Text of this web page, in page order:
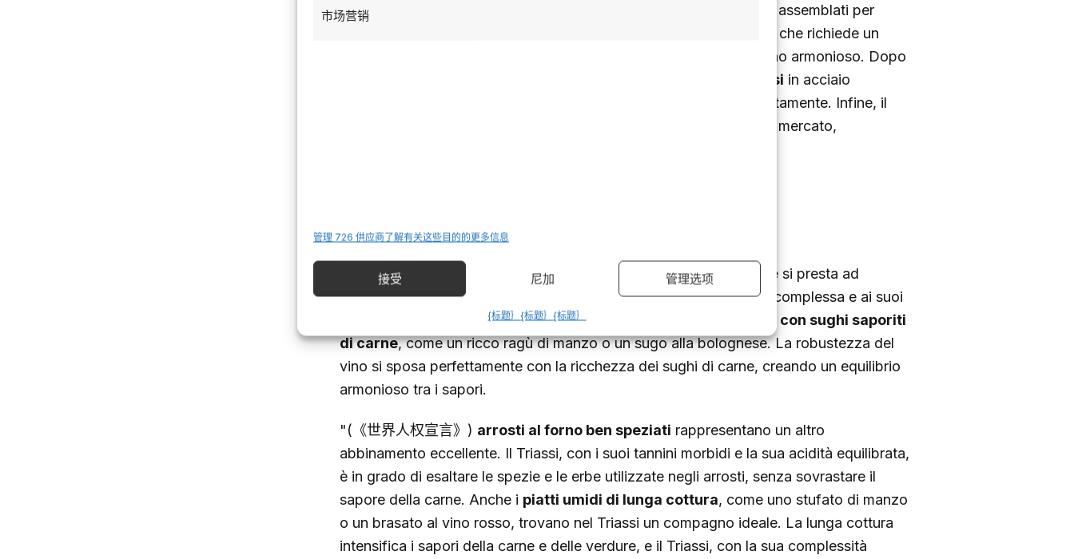
市场营销
管理 726 供应商了解有关这些目的的更多信息
接受 尼加 管理选项
{标题｝{标题｝{标题｝
Una volta completato l’affinamento in barriques, i tre vini vengono assemblati per
è un’arte che richiede un
palato esperto per bilanciare le diverse componenti e creare un vino armonioso. Dopo
affinamento per 6 mesi in acciaio
(settembre 2015), che permette ai vari elementi di integrarsi perfettamente. Infine, il
vino riposa in bottiglia per altri 6 mesi prima di essere immesso sul mercato,
"(《世界人权宣言》)
è un vino estremamente versatile, che si presta ad
accompagnare una vasta gamma di piatti grazie alla sua struttura complessa e ai suoi
aromi intensi. Uno degli abbinamenti più classici è con
primi piatti con sughi saporiti
di carne, come un ricco ragù di manzo o un sugo alla bolognese. La robustezza del
vino si sposa perfettamente con la ricchezza dei sughi di carne, creando un equilibrio
armonioso tra i sapori.
"(《世界人权宣言》) arrosti al forno ben speziati rappresentano un altro
abbinamento eccellente. Il Triassi, con i suoi tannini morbidi e la sua acidità equilibrata,
è in grado di esaltare le spezie e le erbe utilizzate negli arrosti, senza sovrastare il
sapore della carne. Anche i piatti umidi di lunga cottura, come uno stufato di manzo
o un brasato al vino rosso, trovano nel Triassi un compagno ideale. La lunga cottura
intensifica i sapori della carne e delle verdure, e il Triassi, con la sua complessità